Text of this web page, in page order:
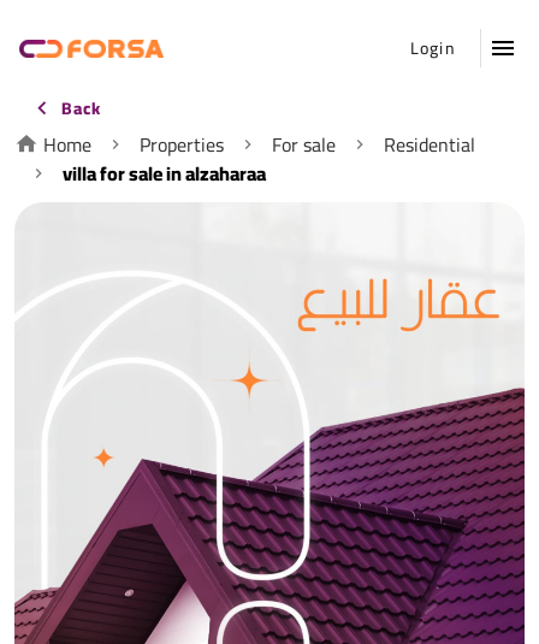
Login
Back
Home Properties For sale
Residential
villa for sale in alzaharaa